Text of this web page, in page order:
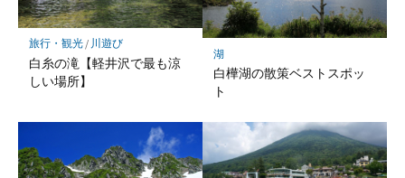
旅行・観光/ 川遊び
白糸の滝【軽井沢で最も涼
しい場所】
湖
白樺湖の散策ベストスポッ
ト